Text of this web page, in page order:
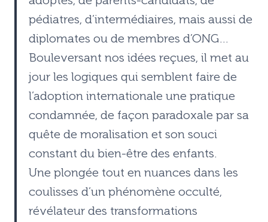
pédiatres, d’intermédiaires, mais aussi de
diplomates ou de membres d’ONG…
Bouleversant nos idées reçues, il met au
jour les logiques qui semblent faire de
l’adoption internationale une pratique
condamnée, de façon paradoxale par sa
quête de moralisation et son souci
constant du bien-être des enfants.
Une plongée tout en nuances dans les
coulisses d’un phénomène occulté,
révélateur des transformations